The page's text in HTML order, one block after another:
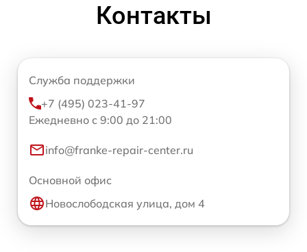
Контакты
Служба поддержки
+7 (495) 023-41-97
Ежедневно с 9:00 до 21:00
info@franke-repair-center.ru
Основной офис
Новослободская улица, дом 4